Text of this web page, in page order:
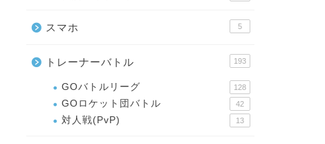
スマホ 5
トレーナーバトル 193
GOバトルリーグ 128
GOロケット団バトル 42
対人戦(PvP) 13